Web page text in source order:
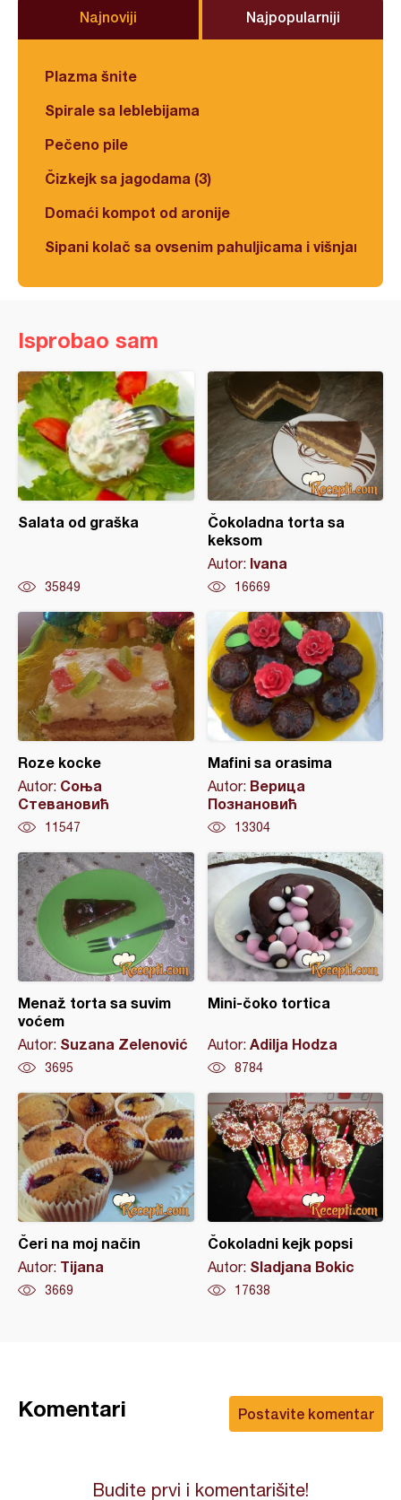
Najnoviji Najpopularniji
Plazma šnite
Spirale sa leblebijama
Pečeno pile
Čizkejk sa jagodama (3)
Domaći kompot od aronije
Sipani kolač sa ovsenim pahuljicama i višnjama
Isprobao sam
Salata od graška
35849
Čokoladna torta sa
keksom
Autor: Ivana
16669
Roze kocke
Autor: Соња
Стевановић
11547
Mafini sa orasima
Autor: Верица
Познановић
13304
Menaž torta sa suvim
voćem
Autor: Suzana Zelenović
3695
Mini-čoko tortica
Autor: Adilja Hodza
8784
Čeri na moj način
Autor: Tijana
3669
Čokoladni kejk popsi
Autor: Sladjana Bokic
17638
Postavite komentar
Komentari
Budite prvi i komentarišite!